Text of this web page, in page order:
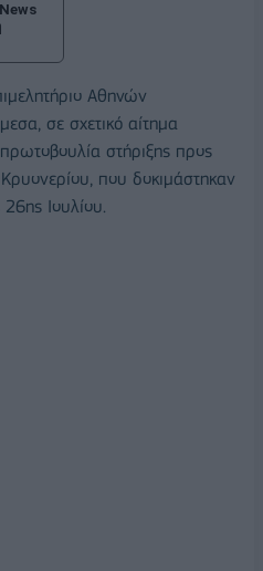
Αθηνών
σε σχετικό αίτημα
στήριξης προς
που δοκιμάστηκαν
Ιουλίου.